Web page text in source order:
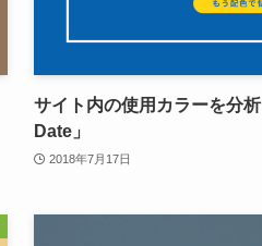
サイト内の使用カラーを分
Date」
2018年7月17日